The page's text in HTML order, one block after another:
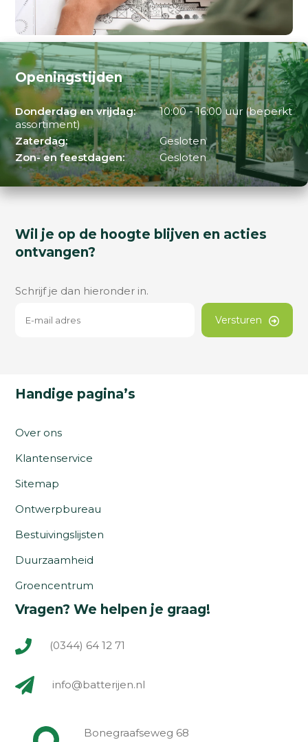
Openingstijden
Donderdag en vrijdag:
10:00 - 16:00 uur (beperkt
assortiment)
Zaterdag:
Gesloten
Zon- en feestdagen:
Gesloten
Wil je op de hoogte blijven en acties
ontvangen?
Schrijf je dan hieronder in.
Versturen
Handige pagina’s
Over ons
Klantenservice
Sitemap
Ontwerpbureau
Bestuivingslijsten
Duurzaamheid
Groencentrum
Vragen? We helpen je graag!
(0344) 64 12 71
info@batterijen.nl
Bonegraafseweg 68